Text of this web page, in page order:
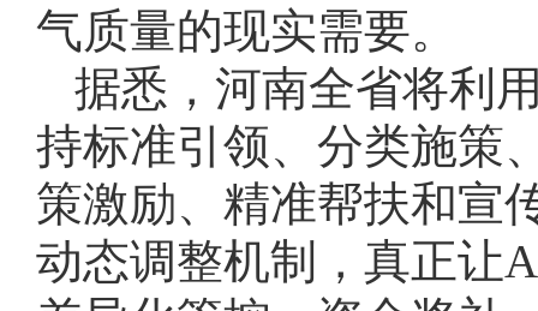
气质量的现实需要。
据悉，河南全省将利
持标准引领、分类施策
策激励、精准帮扶和宣
动态调整机制，真正让